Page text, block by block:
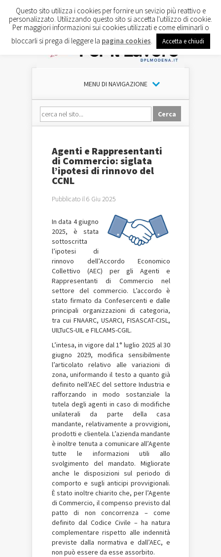
MENU DI NAVIGAZIONE
Agenti e Rappresentanti
di Commercio: siglata
l’ipotesi di rinnovo del
CCNL
Pubblicato il 6 Giu 2025
In data 4 giugno
2025, è stata
sottoscritta
l’ipotesi di
rinnovo dell’Accordo Economico
Collettivo (AEC) per gli Agenti e
Rappresentanti di Commercio nel
settore del commercio.
L’accordo è
stato firmato da Confesercenti e dalle
principali organizzazioni di categoria,
tra cui FNAARC, USARCI, FISASCAT-CISL,
UILTuCS-UIL e FILCAMS-CGIL.
L’intesa, in vigore dal 1° luglio 2025 al 30
giugno 2029, modifica sensibilmente
l’articolato relativo alle variazioni di
zona, uniformando il testo a quanto già
definito nell’AEC del settore Industria e
rafforzando in modo sostanziale la
tutela degli agenti in caso di modifiche
unilaterali da parte della casa
mandante, relativamente a provvigioni,
prodotti e clientela. L’azienda mandante
è inoltre tenuta a comunicare all’Agente
tutte le informazioni utili allo
svolgimento del mandato. Migliorate
anche le disposizioni sul periodo di
comporto e sugli anticipi provvigionali.
È stato inoltre chiarito che, per l’Agente
di Commercio, il compenso previsto dal
patto di non concorrenza – come
definito dal Codice Civile – ha natura
complementare rispetto alle indennità
previste dalla normativa e dall’AEC, e
non può essere da esse assorbito.
Questo sito utilizza i cookies per fornire un sevizio più reattivo e
personalizzato. Utilizzando questo sito si accetta l'utilizzo di cookie.
Per maggiori informazioni sui cookies utilizzati e come eliminarli o
bloccarli si prega di leggere la pagina cookies Accetta e chiudi